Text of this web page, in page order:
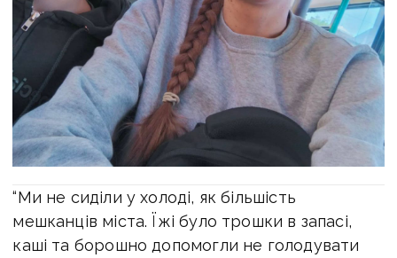
“Ми не сиділи у холоді, як більшість
мешканців міста. Їжі було трошки в запасі,
каші та борошно допомогли не голодувати